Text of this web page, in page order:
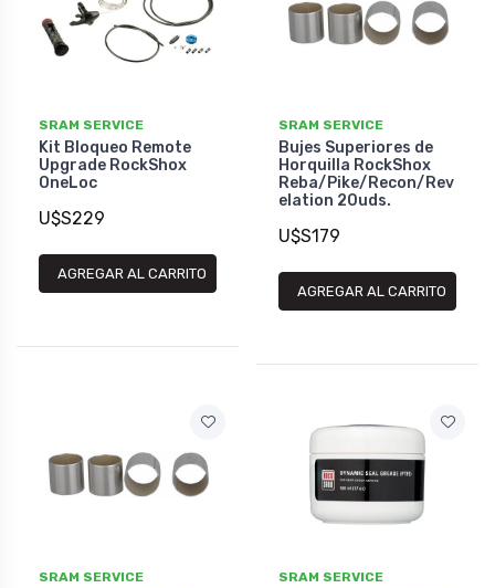
SRAM SERVICE
Kit Bloqueo Remote
Upgrade RockShox
OneLoc
U$S229
AGREGAR AL CARRITO
SRAM SERVICE
Bujes Superiores de
Horquilla RockShox
Reba/Pike/Recon/Rev
elation 20uds.
U$S179
AGREGAR AL CARRITO
SRAM SERVICE SRAM SERVICE